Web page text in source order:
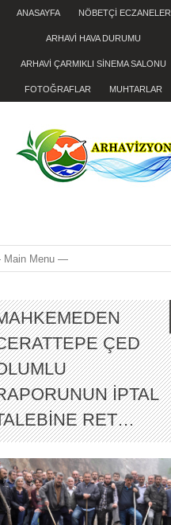
ANASAYFA NÖBETÇİ ECZANELER
ARHAVİ HAVA DURUMU
ARHAVİ ÇARMIKLI SİNEMA SALONU
FOTOĞRAFLAR MUHTARLAR
ÇED
İPTAL
RET…